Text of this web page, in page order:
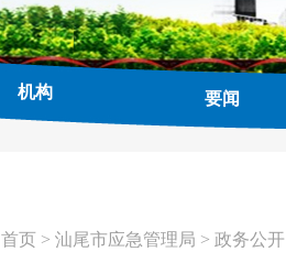
机构 要闻
首页 > 汕尾市应急管理局 > 政务公开